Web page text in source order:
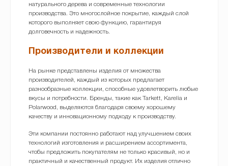
натурального дерева и современные технологии
производства. Это многослойное покрытие, каждый слой
которого выполняет свою функцию, гарантируя
долговечность и надежность.
Производители и коллекции
На рынке представлены изделия от множества
производителей, каждый из которых предлагает
разнообразные коллекции, способные удовлетворить любые
вкусы и потребности. Бренды, такие как Tarkett, Karelia и
Polarwood, выделяются благодаря своему хорошему
качеству и инновационному подходу к производству.
Эти компании постоянно работают над улучшением своих
технологий изготовления и расширением ассортимента,
чтобы предложить покупателям не только красивый, но и
практичный и качественный продукт. Их изделия отлично